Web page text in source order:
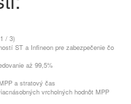
/ 3)
ST a Infineon pre zabezpečenie čo
až 99,5%
a stratový čas
vrcholných hodnôt MPP